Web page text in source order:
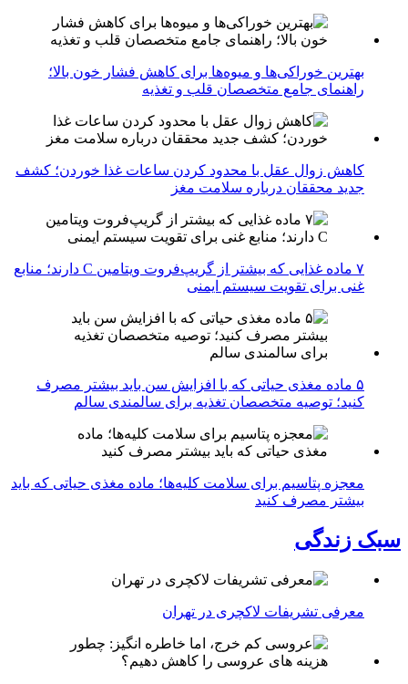
بهترین خوراکی‌ها و میوه‌ها برای کاهش فشار خون بالا؛
راهنمای جامع متخصصان قلب و تغذیه
کاهش زوال عقل با محدود کردن ساعات غذا خوردن؛ کشف
جدید محققان درباره سلامت مغز
۷ ماده غذایی که بیشتر از گریپ‌فروت ویتامین C دارند؛ منابع
غنی برای تقویت سیستم ایمنی
۵ ماده مغذی حیاتی که با افزایش سن باید بیشتر مصرف
کنید؛ توصیه متخصصان تغذیه برای سالمندی سالم
معجزه پتاسیم برای سلامت کلیه‌ها؛ ماده مغذی حیاتی که باید
بیشتر مصرف کنید
سبک زندگی
معرفی تشریفات لاکچری در تهران